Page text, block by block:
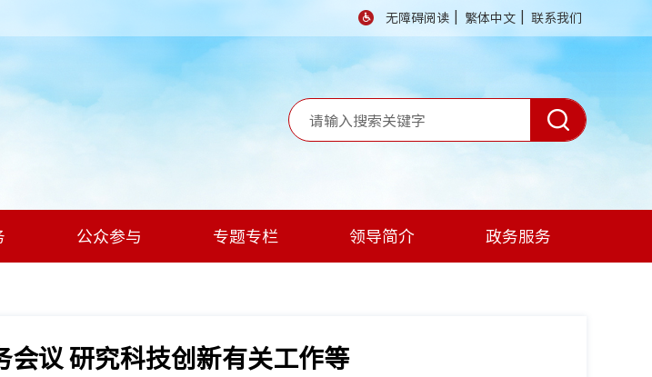
无障碍阅读 | 繁体中文 | 联系我们
公众参与 专题专栏 领导简介 政务服务
议 研究科技创新有关工作等